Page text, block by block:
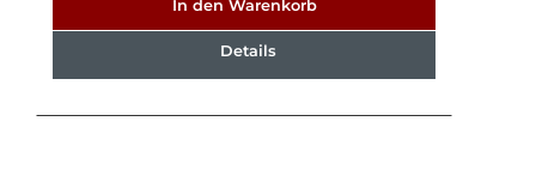
In den Warenkorb
Details